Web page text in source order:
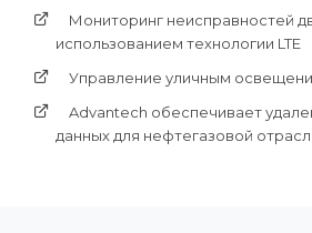
Мониторинг неисправностей
использованием технологии LTE
Управление уличным
Advantech обеспечивает
данных для нефтегазовой